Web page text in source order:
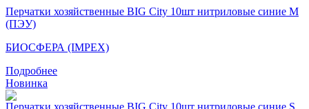
Перчатки хозяйственные BIG City 10шт нитриловые синие M
(ПЭУ)
БИОСФЕРА (IMPEX)
Подробнее
Новинка